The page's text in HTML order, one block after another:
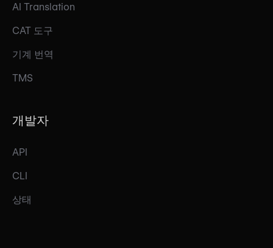
AI Translation
CAT 도구
기계 번역
TMS
개발자
API
CLI
상태